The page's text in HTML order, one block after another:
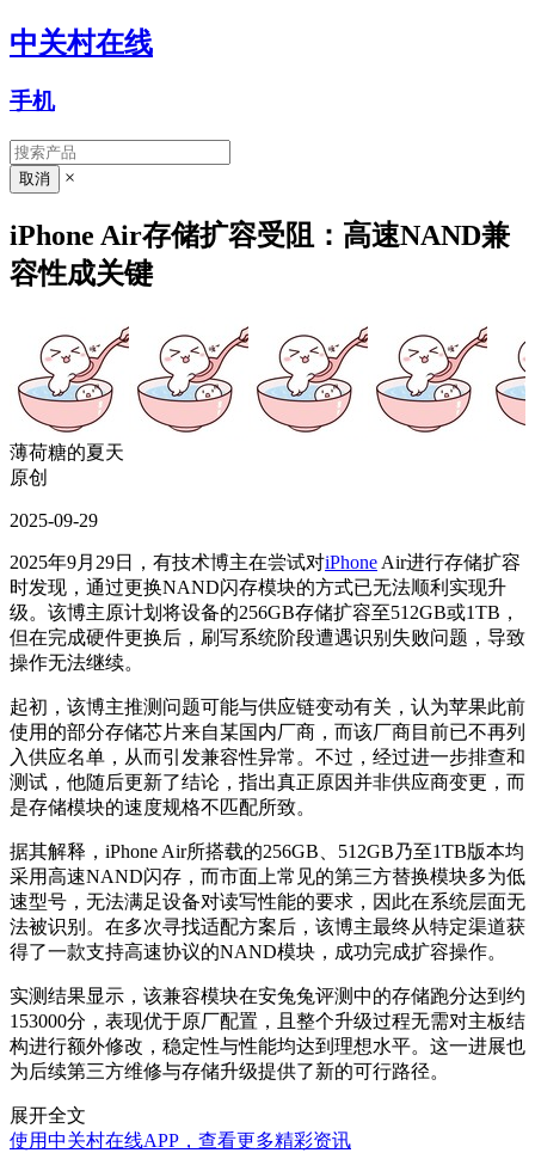
中关村在线
手机
×
iPhone Air存储扩容受阻：高速NAND兼
容性成关键
薄荷糖的夏天
原创
2025-09-29
2025年9月29日，有技术博主在尝试对iPhone Air进行存储扩容
时发现，通过更换NAND闪存模块的方式已无法顺利实现升
级。该博主原计划将设备的256GB存储扩容至512GB或1TB，
但在完成硬件更换后，刷写系统阶段遭遇识别失败问题，导致
操作无法继续。
起初，该博主推测问题可能与供应链变动有关，认为苹果此前
使用的部分存储芯片来自某国内厂商，而该厂商目前已不再列
入供应名单，从而引发兼容性异常。不过，经过进一步排查和
测试，他随后更新了结论，指出真正原因并非供应商变更，而
是存储模块的速度规格不匹配所致。
据其解释，iPhone Air所搭载的256GB、512GB乃至1TB版本均
采用高速NAND闪存，而市面上常见的第三方替换模块多为低
速型号，无法满足设备对读写性能的要求，因此在系统层面无
法被识别。在多次寻找适配方案后，该博主最终从特定渠道获
得了一款支持高速协议的NAND模块，成功完成扩容操作。
实测结果显示，该兼容模块在安兔兔评测中的存储跑分达到约
153000分，表现优于原厂配置，且整个升级过程无需对主板结
构进行额外修改，稳定性与性能均达到理想水平。这一进展也
为后续第三方维修与存储升级提供了新的可行路径。
展开全文
使用中关村在线APP，查看更多精彩资讯